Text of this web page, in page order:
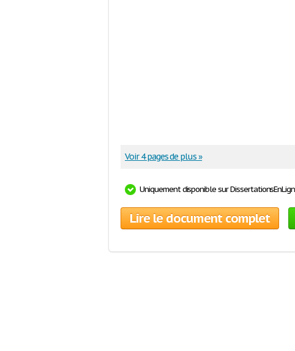
Voir 4 pages de plus »
Uniquement disponible sur
Lire le document complet